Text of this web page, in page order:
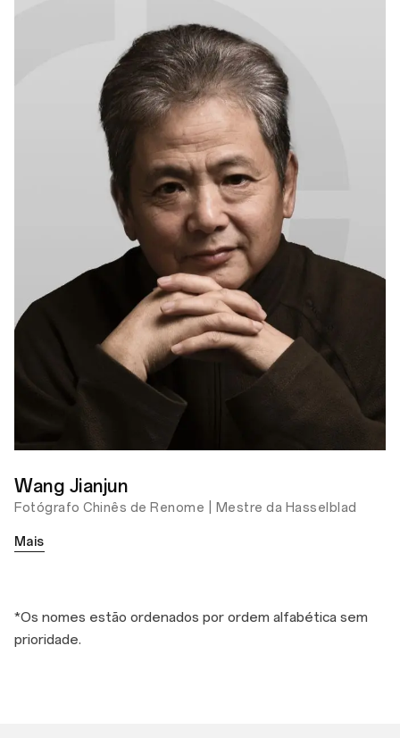
O Sopro dos Incontáveis
O Sopro dos Incontáveis
Países que Eles Tocaram
Prêmio Bronze do OPPO
Photography Awards
Wang Jianjun
Fotógrafo Chinês de Renome | Mestre da Hasselblad
Mais
*Os nomes estão ordenados por ordem alfabética sem
prioridade.